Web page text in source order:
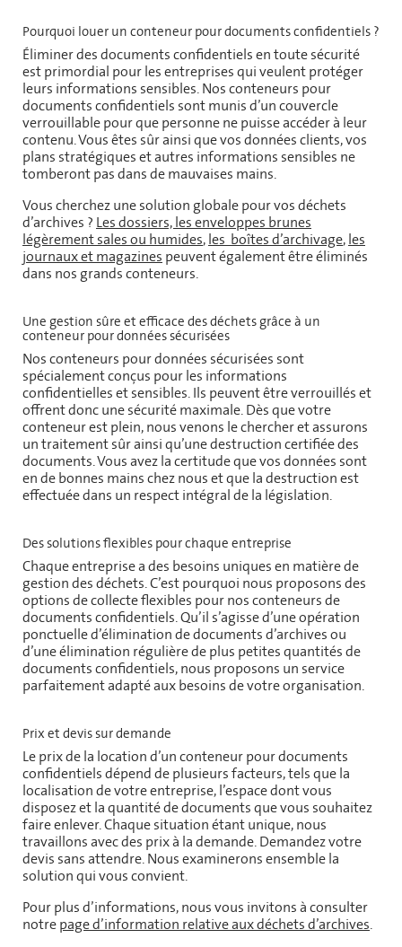
Pourquoi louer un conteneur pour documents confidentiels ?
Éliminer des documents confidentiels en toute sécurité
est primordial pour les entreprises qui veulent protéger
leurs informations sensibles. Nos conteneurs pour
documents confidentiels sont munis d’un couvercle
verrouillable pour que personne ne puisse accéder à leur
contenu. Vous êtes sûr ainsi que vos données clients, vos
plans stratégiques et autres informations sensibles ne
tomberont pas dans de mauvaises mains.
Vous cherchez une solution globale pour vos déchets
d’archives ? Les dossiers, les enveloppes brunes
légèrement sales ou humides,les boîtes d’archivage,les
journaux et magazines peuvent également être éliminés
dans nos grands conteneurs.
Une gestion sûre et efficace des déchets grâce à un
conteneur pour données sécurisées
Nos conteneurs pour données sécurisées sont
spécialement conçus pour les informations
confidentielles et sensibles. Ils peuvent être verrouillés et
offrent donc une sécurité maximale. Dès que votre
conteneur est plein, nous venons le chercher et assurons
un traitement sûr ainsi qu’une destruction certifiée des
documents. Vous avez la certitude que vos données sont
en de bonnes mains chez nous et que la destruction est
effectuée dans un respect intégral de la législation.
Des solutions flexibles pour chaque entreprise
Chaque entreprise a des besoins uniques en matière de
gestion des déchets. C’est pourquoi nous proposons des
options de collecte flexibles pour nos conteneurs de
documents confidentiels. Qu’il s’agisse d’une opération
ponctuelle d’élimination de documents d’archives ou
d’une élimination régulière de plus petites quantités de
documents confidentiels, nous proposons un service
parfaitement adapté aux besoins de votre organisation.
Prix et devis sur demande
Le prix de la location d’un conteneur pour documents
confidentiels dépend de plusieurs facteurs, tels que la
localisation de votre entreprise, l’espace dont vous
disposez et la quantité de documents que vous souhaitez
faire enlever. Chaque situation étant unique, nous
travaillons avec des prix à la demande. Demandez votre
devis sans attendre. Nous examinerons ensemble la
solution qui vous convient.
Pour plus d’informations, nous vous invitons à consulter
notrepage d’information relative aux déchets d’archives.